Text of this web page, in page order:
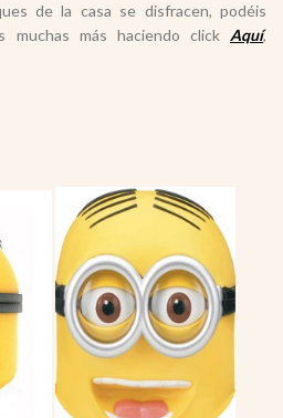
de la casa se disfracen, podéis
muchas más haciendo click Aquí,